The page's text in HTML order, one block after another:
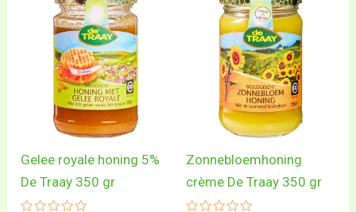
Gelee royale honing 5%
De Traay 350 gr
Zonnebloemhoning
crème De Traay 350 gr